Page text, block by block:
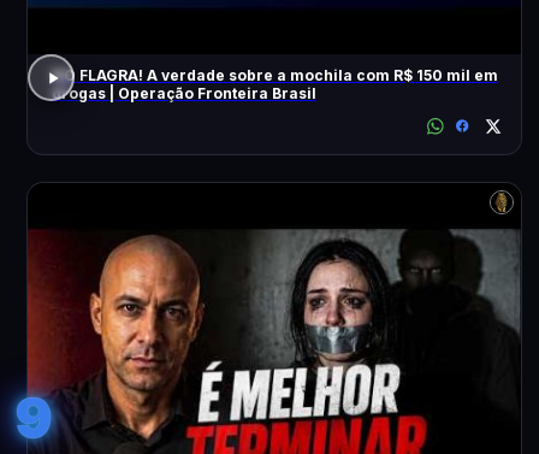
NO FLAGRA! A verdade sobre a mochila com R$ 150 mil em
drogas | Operação Fronteira Brasil
9